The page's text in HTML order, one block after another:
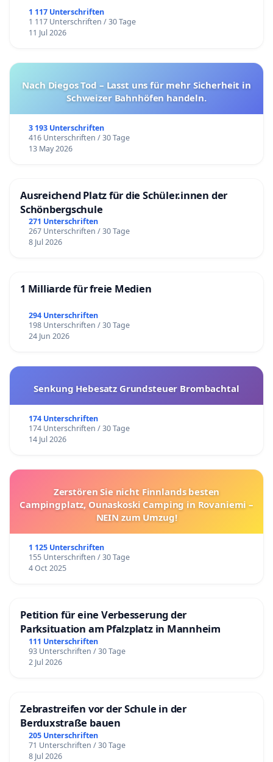
1 117 Unterschriften
1 117 Unterschriften / 30 Tage
11 Jul 2026
Nach Diegos Tod – Lasst uns für mehr Sicherheit in
Schweizer Bahnhöfen handeln.
3 193 Unterschriften
416 Unterschriften / 30 Tage
13 May 2026
Ausreichend Platz für die Schüler.innen der
Schönbergschule
271 Unterschriften
267 Unterschriften / 30 Tage
8 Jul 2026
1 Milliarde für freie Medien
294 Unterschriften
198 Unterschriften / 30 Tage
24 Jun 2026
Senkung Hebesatz Grundsteuer Brombachtal
174 Unterschriften
174 Unterschriften / 30 Tage
14 Jul 2026
Zerstören Sie nicht Finnlands besten
Campingplatz, Ounaskoski Camping in Rovaniemi –
NEIN zum Umzug!
1 125 Unterschriften
155 Unterschriften / 30 Tage
4 Oct 2025
Petition für eine Verbesserung der
Parksituation am Pfalzplatz in Mannheim
111 Unterschriften
93 Unterschriften / 30 Tage
2 Jul 2026
Zebrastreifen vor der Schule in der
Berduxstraße bauen
205 Unterschriften
71 Unterschriften / 30 Tage
8 Jul 2026